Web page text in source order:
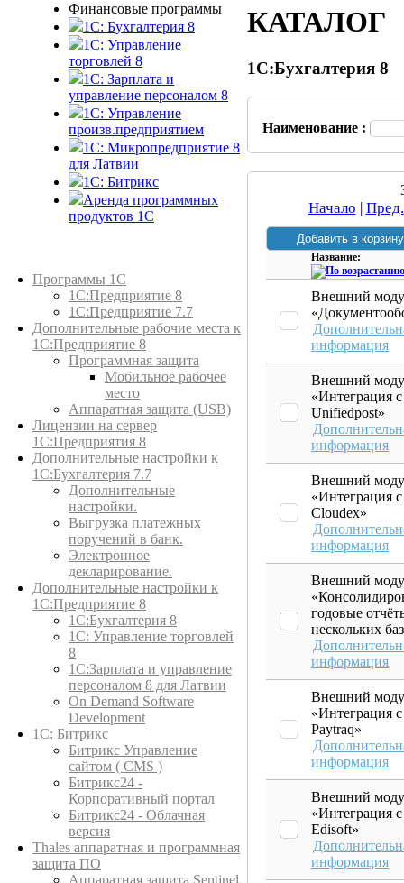
Финансовые программы
1С: Бухгалтерия 8
1C: Управление
торговлей 8
1C: Зарплата и
управление персоналом 8
1C: Управление
произв.предприятием
1С: Микропредприятие 8
для Латвии
1C: Битрикс
Аренда программных
продуктов 1С
Программы 1С
1С:Предприятие 8
1С:Предприятие 7.7
Дополнительные рабочие места к
1С:Предприятие 8
Программная защита
Мобильное рабочее
место
Аппаратная защита (USB)
Лицензии на сервер
1С:Предприятия 8
Дополнительные настройки к
1С:Бухгалтерия 7.7
Дополнительные
настройки.
Выгрузка платежных
поручений в банк.
Электронное
декларирование.
Дополнительные настройки к
1С:Предприятие 8
1С:Бухгалтерия 8
1C: Управление торговлей
8
1С:Зарплата и управление
персоналом 8 для Латвии
On Demand Software
Development
1С: Битрикс
Битрикс Управление
сайтом ( CMS )
Битрикс24 -
Корпоративный портал
Битрикс24 - Облачная
версия
Thales аппаратная и программная
защита ПО
Аппаратная защита Sentinel
КАТАЛОГ
1С:Бухгалтерия 8
Наименование :
Начало | Пред.
Название:
Внешний
информация
Внешний
«Интеграция
Unifiedpost»
информация
Внешний
«Интеграция
Cloudex»
информация
Внешний
годовые
нескольких
информация
Внешний
«Интеграция
Paytraq»
информация
Внешний
«Интеграция
Edisoft»
информация